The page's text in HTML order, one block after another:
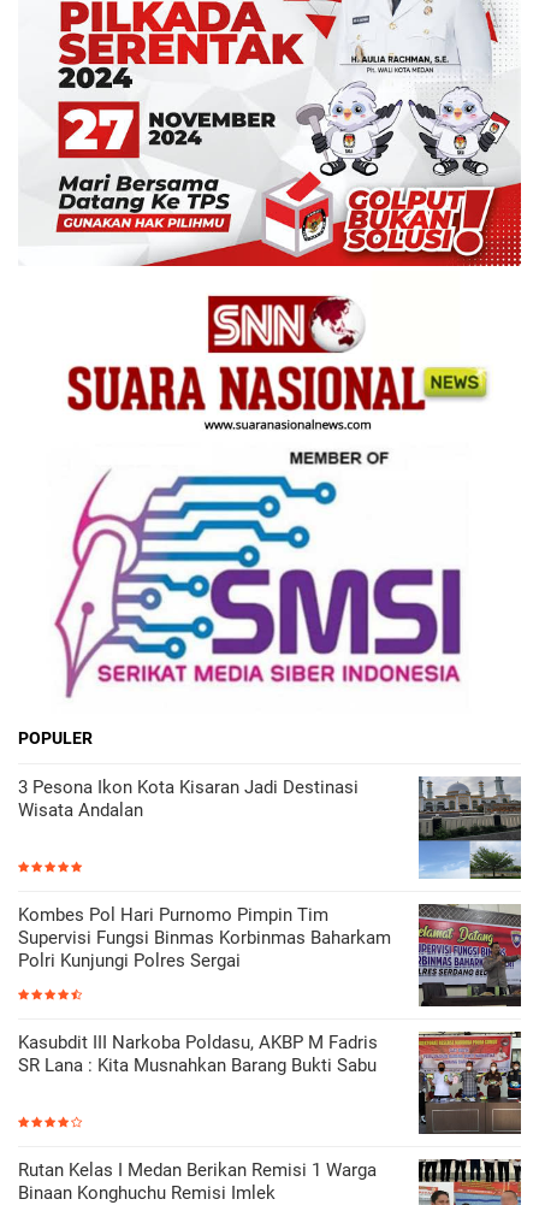
POPULER
3 Pesona Ikon Kota Kisaran Jadi Destinasi
Wisata Andalan
Kombes Pol Hari Purnomo Pimpin Tim
Supervisi Fungsi Binmas Korbinmas Baharkam
Polri Kunjungi Polres Sergai
Kasubdit III Narkoba Poldasu, AKBP M Fadris
SR Lana : Kita Musnahkan Barang Bukti Sabu
Rutan Kelas I Medan Berikan Remisi 1 Warga
Binaan Konghuchu Remisi Imlek